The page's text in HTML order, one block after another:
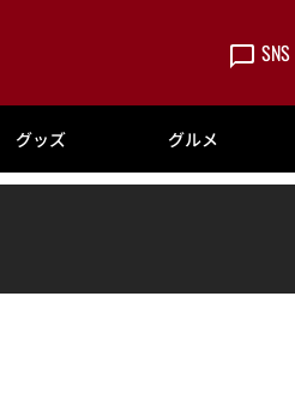
SNS
グッズ グルメ